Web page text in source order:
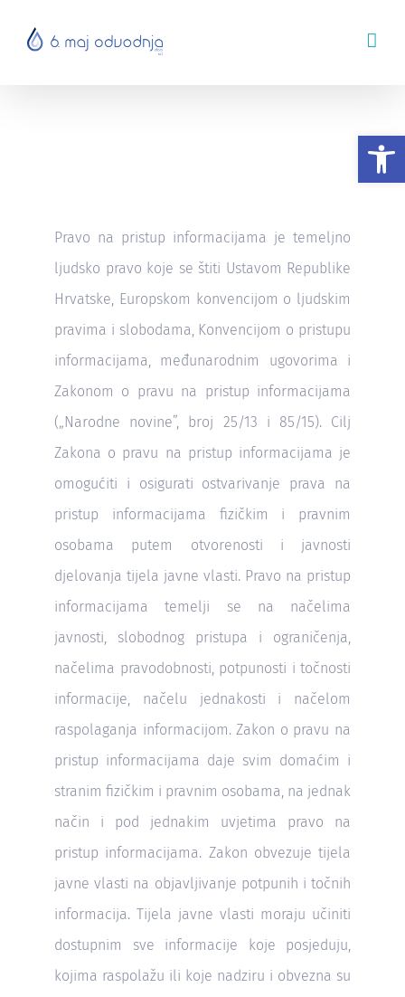
Pravo na pristup informacijama je temeljno
ljudsko pravo koje se štiti Ustavom Republike
Hrvatske, Europskom konvencijom o ljudskim
pravima i slobodama, Konvencijom o pristupu
informacijama, međunarodnim ugovorima i
Zakonom o pravu na pristup informacijama
(„Narodne novine”, broj 25/13 i 85/15). Cilj
Zakona o pravu na pristup informacijama je
omogućiti i osigurati ostvarivanje prava na
pristup informacijama fizičkim i pravnim
osobama putem otvorenosti i javnosti
djelovanja tijela javne vlasti. Pravo na pristup
informacijama temelji se na načelima
javnosti, slobodnog pristupa i ograničenja,
načelima pravodobnosti, potpunosti i točnosti
informacije, načelu jednakosti i načelom
raspolaganja informacijom. Zakon o pravu na
pristup informacijama daje svim domaćim i
stranim fizičkim i pravnim osobama, na jednak
način i pod jednakim uvjetima pravo na
pristup informacijama. Zakon obvezuje tijela
javne vlasti na objavljivanje potpunih i točnih
informacija. Tijela javne vlasti moraju učiniti
dostupnim sve informacije koje posjeduju,
kojima raspolažu ili koje nadziru i obvezna su